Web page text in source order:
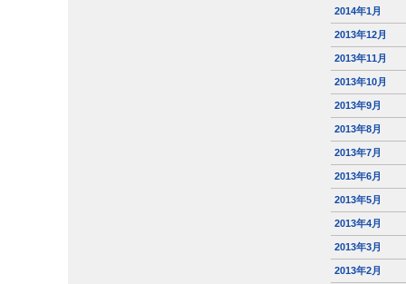
2014年1月
2013年12月
2013年11月
2013年10月
2013年9月
2013年8月
2013年7月
2013年6月
2013年5月
2013年4月
2013年3月
2013年2月